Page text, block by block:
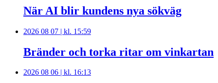
När AI blir kundens nya sökväg
2026 08 07 | kl. 15:59
Bränder och torka ritar om vinkartan
2026 08 06 | kl. 16:13